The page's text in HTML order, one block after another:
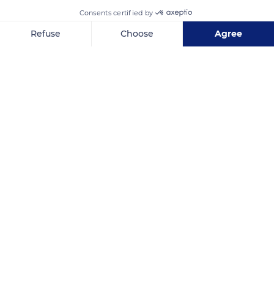
Consents certified by
Refuse Choose Agree